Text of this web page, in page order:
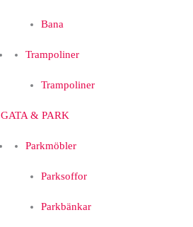
Bana
Trampoliner
Trampoliner
GATA & PARK
Parkmöbler
Parksoffor
Parkbänkar